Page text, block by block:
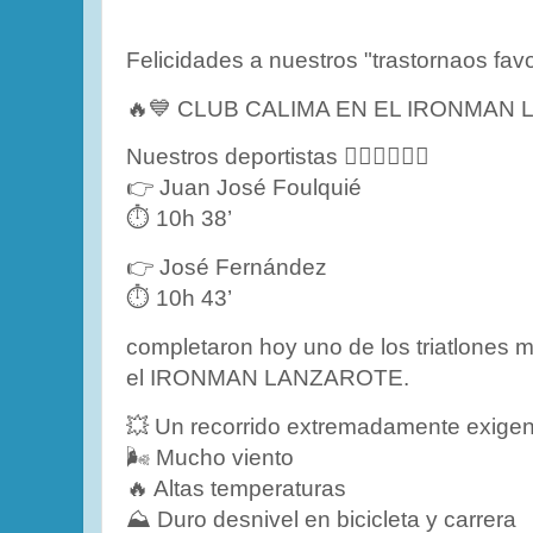
Felicidades a nuestros "trastornaos
🔥💙 CLUB CALIMA EN EL IRONMAN
Nuestros deportistas 🏊‍♂️🚴‍♂️🏃‍♂️
👉 Juan José Foulquié
⏱️ 10h 38’
👉 José Fernández
⏱️ 10h 43’
completaron hoy uno de los triatlones
el IRONMAN LANZAROTE.
💥 Un recorrido extremadamente
🌬️ Mucho viento
🔥 Altas temperaturas
⛰️ Duro desnivel en bicicleta y carrera